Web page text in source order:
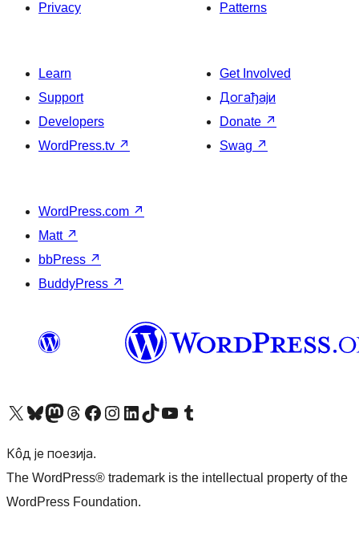
Privacy
Patterns
Learn
Support
Developers
WordPress.tv ↗
Get Involved
Догађаји
Donate ↗
Swag ↗
WordPress.com ↗
Matt ↗
bbPress ↗
BuddyPress ↗
Visit our X (formerly Twitter) account
Посетите наш Bluesky налог
Visit our Mastodon account
Посетите наш налог на Threads-у Visit our Facebook pageПосетите наш Инстаграм налог
Visit our LinkedIn account
Посетите наш TikTok налог
Visit our YouTube channel
Посетите наш Tumblr налог
Кôд је поезија.
The WordPress® trademark is the intellectual property of the
WordPress Foundation.